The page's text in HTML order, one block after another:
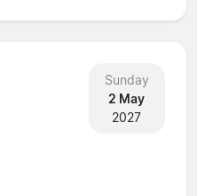
Sunday
2 May
2027